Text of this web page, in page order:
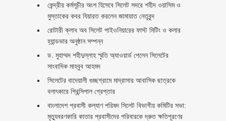
কেন্দ্রীয় কর্মসূচীর অংশ হিসেবে সিলেট সদরে শহীদ ওয়াসিম ও
মুস্তাকের কবর যিয়ারত করলেন জামায়াত নেতৃবৃন্দ ‎
রোটারী ক্লাব অব সিলেট পাইওনিয়ারের ফাস্ট মিটিং ও কলার
হ্যান্ডভার অনুষ্ঠান সম্পন্ন
ড. মুহাম্মদ শহীদুল্লাহ স্মৃতি অ্যাওয়ার্ড পেলেন সিলেটের
সাংবাদিক মাহবুব আহমদ
সিলেটের বাদেয়ালী গুচ্ছগ্রামে মাদ্রাসার আবাসিক ছাত্রকে
বলাৎকারে প্রিন্সিপাল গ্রেপ্তার ‎
বাংলাদেশ প্রবাসী কল্যাণ পরিষদ সিলেট বিভাগীয় কমিটির সভা:
মৃত্যুবরণকারি কাতার প্রবাসীদের পরিবারকে দ্রুত ক্ষতিপূরণের